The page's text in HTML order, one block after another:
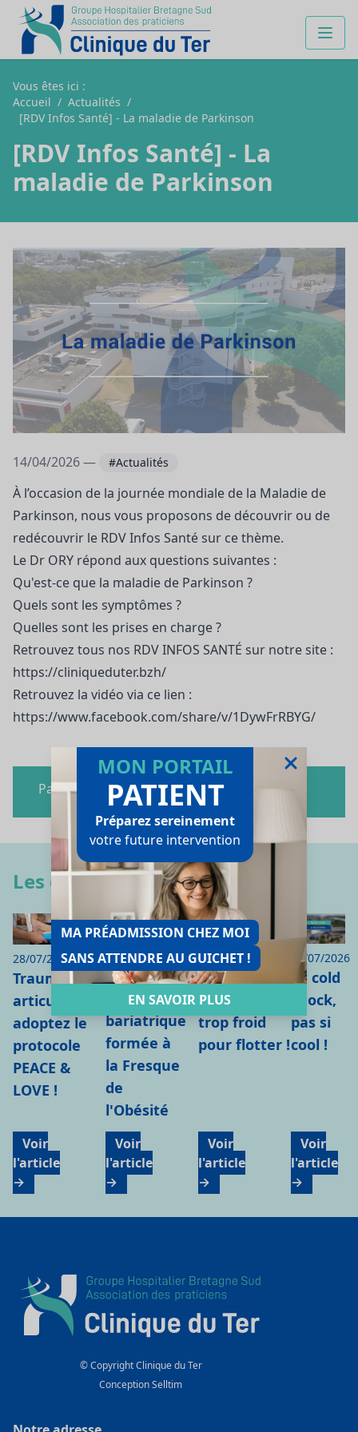
MON PORTAIL
PATIENT
Préparez sereinement
votre future intervention
MA PRÉADMISSION CHEZ MOI
SANS ATTENDRE AU GUICHET !
EN SAVOIR PLUS
Vous êtes ici :
Accueil / Actualités /
[RDV Infos Santé] - La maladie de Parkinson
[RDV Infos Santé] - La
maladie de Parkinson
14/04/2026 — #Actualités
À l’occasion de la journée mondiale de la Maladie de
Parkinson, nous vous proposons de découvrir ou de
redécouvrir le RDV Infos Santé sur ce thème.
Le Dr ORY répond aux questions suivantes :
Qu'est-ce que la maladie de Parkinson ?
Quels sont les symptômes ?
Quelles sont les prises en charge ?
Retrouvez tous nos RDV INFOS SANTÉ sur notre site :
https://cliniqueduter.bzh/
Retrouvez la vidéo via ce lien :
https://www.facebook.com/share/v/1DywFrRBYG/
Partagez cet article
Les derniers articles
28/07/2026
Traumatisme
articulaire :
adoptez le
protocole
PEACE &
LOVE !
Voir
l'article
→
28/07/2026
L'équipe de
l'HDJ
bariatrique
formée à
la Fresque
de
l'Obésité
Voir
l'article
→
21/07/2026
Hypothermie
et noyade :
trop froid
pour flotter !
Voir
l'article
→
16/07/2026
Le cold
shock,
pas si
cool !
Voir
l'article
→
© Copyright Clinique du Ter
ConceptionSelltim